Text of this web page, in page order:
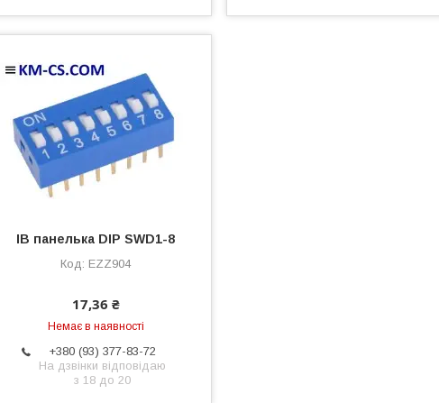
ІВ панелька DIP SWD1-8
EZZ904
17,36 ₴
Немає в наявності
+380 (93) 377-83-72
На дзвінки відповідаю
з 18 до 20